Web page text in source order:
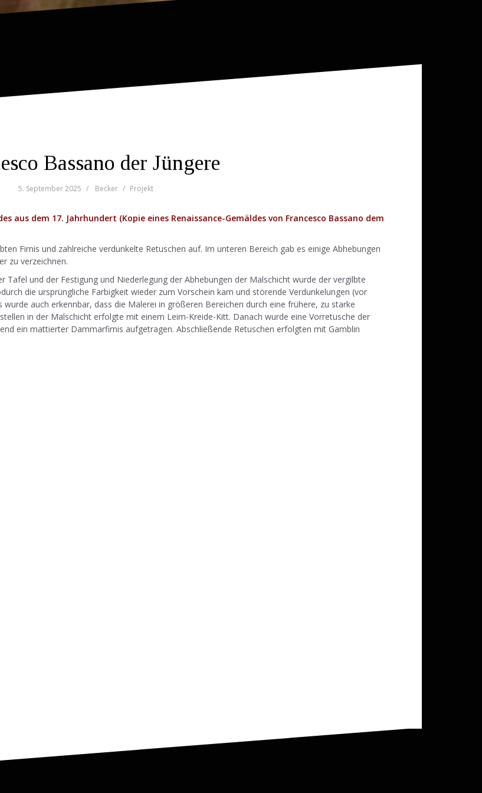
Bassano der Jüngere
5. September 2025 Becker Projekt
aus dem 17. Jahrhundert (Kopie eines Renaissance-Gemäldes von Francesco Bassano dem
Firnis und zahlreiche verdunkelte Retuschen auf. Im unteren Bereich gab es einige Abhebungen
zu verzeichnen.
Tafel und der Festigung und Niederlegung der Abhebungen der Malschicht wurde der vergilbte
die ursprüngliche Farbigkeit wieder zum Vorschein kam und störende Verdunkelungen (vor
auch erkennbar, dass die Malerei in größeren Bereichen durch eine frühere, zu starke
in der Malschicht erfolgte mit einem Leim-Kreide-Kitt. Danach wurde eine Vorretusche der
ein mattierter Dammarfirnis aufgetragen. Abschließende Retuschen erfolgten mit Gamblin